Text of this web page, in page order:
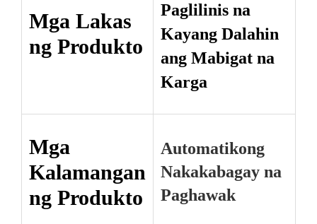
Mga Lakas
ng Produkto
Paglilinis na
Kayang Dalahin
ang Mabigat na
Karga
Mga
Kalamangan
ng Produkto
Automatikong
Nakakabagay na
Paghawak